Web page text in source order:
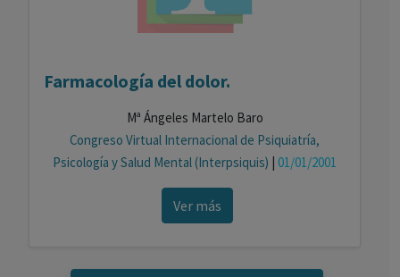
Farmacología del dolor.
Mª Ángeles Martelo Baro
Congreso Virtual Internacional de Psiquiatría,
Psicología y Salud Mental (Interpsiquis) | 01/01/2001
Ver más